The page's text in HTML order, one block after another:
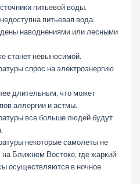
питьевой воды.
питьевая вода.
наводнениями или лесными
станет невыносимой.
спрос на электроэнергию
длительным, что может
аллергии и астмы.
все больше людей будут
некоторые самолеты не
Ближнем Востоке, где жаркий
осуществляются в ночное